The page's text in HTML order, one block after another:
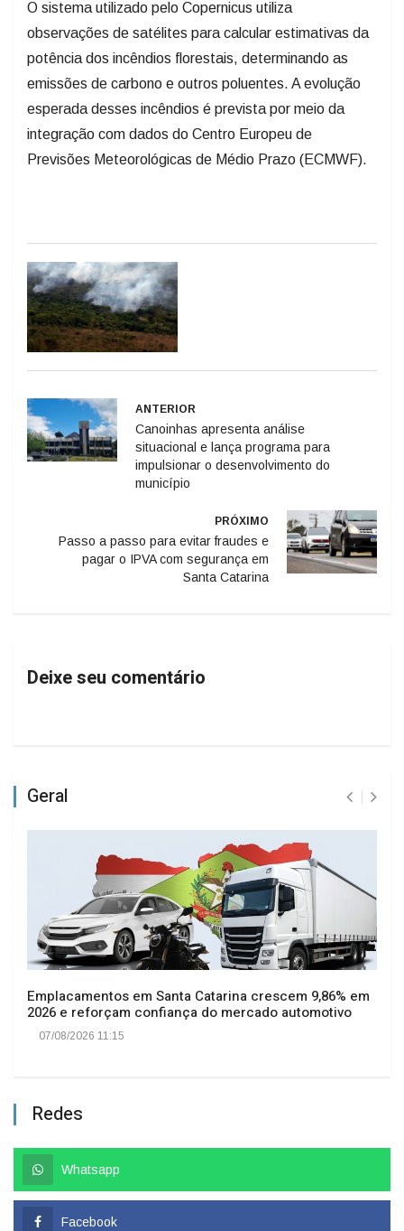
O sistema utilizado pelo Copernicus utiliza
observações de satélites para calcular estimativas da
potência dos incêndios florestais, determinando as
emissões de carbono e outros poluentes. A evolução
esperada desses incêndios é prevista por meio da
integração com dados do Centro Europeu de
Previsões Meteorológicas de Médio Prazo (ECMWF).
ANTERIOR
Canoinhas apresenta análise
situacional e lança programa para
impulsionar o desenvolvimento do
município
PRÓXIMO
Passo a passo para evitar fraudes e
pagar o IPVA com segurança em
Santa Catarina
Deixe seu comentário
Geral
Emplacamentos em Santa Catarina crescem 9,86% em
2026 e reforçam confiança do mercado automotivo
07/08/2026 11:15
Redes
Whatsapp
Facebook